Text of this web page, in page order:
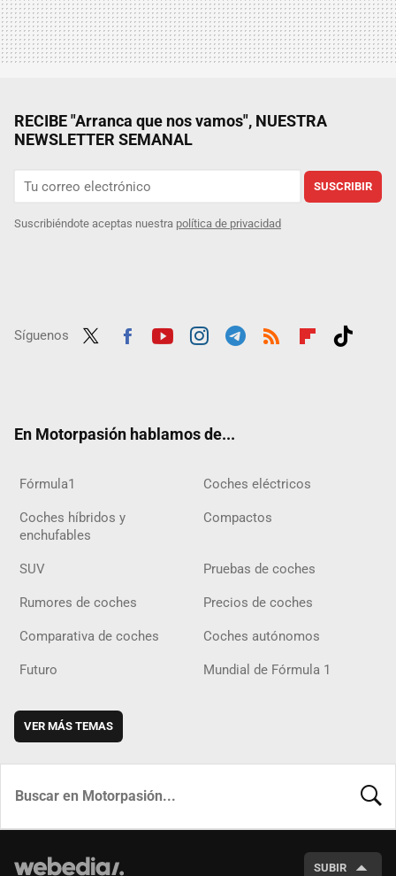
RECIBE "Arranca que nos vamos", NUESTRA
NEWSLETTER SEMANAL
SUSCRIBIR
Suscribiéndote aceptas nuestra política de privacidad
Síguenos
En Motorpasión hablamos de...
Fórmula1 Coches eléctricos
Coches híbridos y
enchufables
Compactos
SUV Pruebas de coches
Rumores de coches Precios de coches
Comparativa de coches Coches autónomos
Futuro Mundial de Fórmula 1
VER MÁS TEMAS
SUBIR